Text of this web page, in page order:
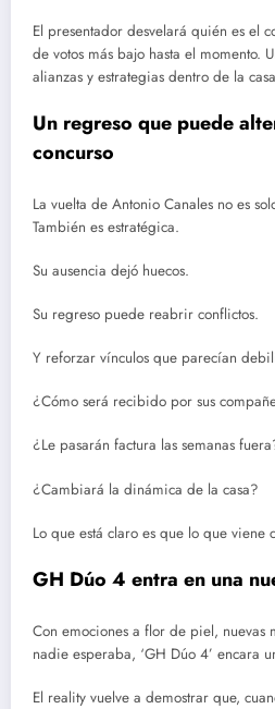
El presentador desvelará quién es el
de votos más bajo hasta el momento.
alianzas y estrategias dentro de la
Un regreso que puede
concurso
La vuelta de Antonio Canales no es
También es estratégica.
Su ausencia dejó huecos.
Su regreso puede reabrir conflictos.
Y reforzar vínculos que parecían
¿Cómo será recibido por sus
¿Le pasarán factura las semanas
¿Cambiará la dinámica de la casa?
Lo que está claro es que lo que viene
GH Dúo 4 entra en una
Con emociones a flor de piel, nuevas
nadie esperaba, ‘GH Dúo 4’ encara
El reality vuelve a demostrar que,